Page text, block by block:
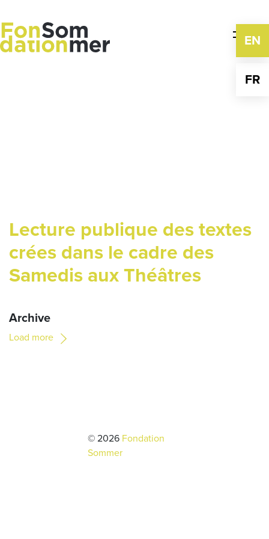
to
content
EN
FR
Lecture publique des textes
crées dans le cadre des
Samedis aux Théâtres
Archive
Load more
© 2026 Fondation
Sommer